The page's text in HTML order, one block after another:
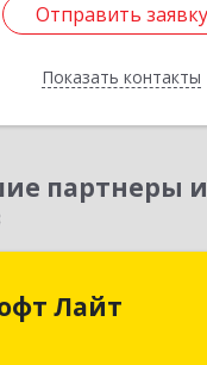
Отправить заявку
Показать контакты
Отправить заявку
Назад
партнеры
Лайт
Ставропольский